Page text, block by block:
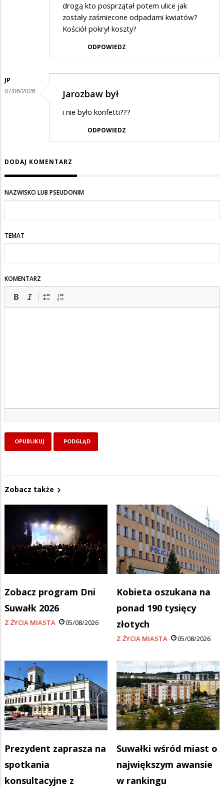
drogą kto posprzątał potem ulice jak
zostały zaśmiecone odpadami kwiatów?
Kościół pokrył koszty?
ODPOWIEDZ
JP
07/06/2026 Jarozbaw był
i nie było konfetti???
ODPOWIEDZ
DODAJ KOMENTARZ
NAZWISKO LUB PSEUDONIM
TEMAT
KOMENTARZ
Zobacz także
Zobacz program Dni
Suwałk 2026
Z ŻYCIA MIASTA 05/08/2026
Kobieta oszukana na
ponad 190 tysięcy
złotych
Z ŻYCIA MIASTA 05/08/2026
Prezydent zaprasza na
spotkania
konsultacyjne z
Suwałki wśród miast o
największym awansie
w rankingu